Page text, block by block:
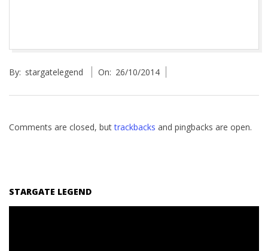
10-
By: stargatelegend On: 26/10/2014
Comments are closed, buttrackbacks and pingbacks are open.
STARGATE LEGEND